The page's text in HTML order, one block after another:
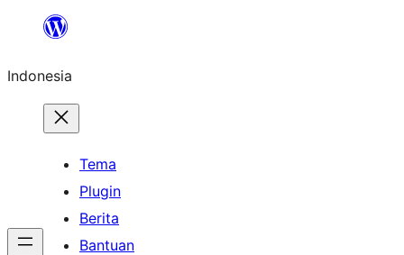
Lewati
konten
Indonesia
Tema
Plugin
Berita
Bantuan